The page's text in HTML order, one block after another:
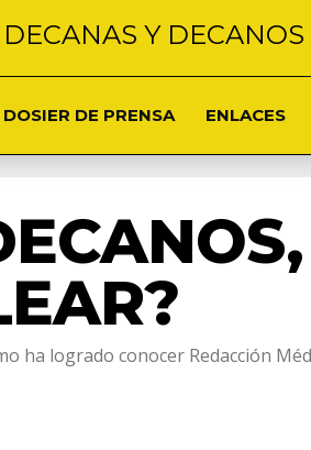
Y
DOSIER DE PRENSA ENLACES
ha logrado conocer Redacción